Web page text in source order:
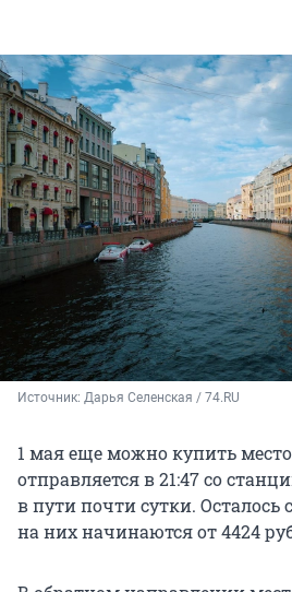
Источник: Дарья Селенская / 74.RU
1 мая еще можно купить
отправляется в 21:47 со
в пути почти сутки. Осталось
на них начинаются от 4424